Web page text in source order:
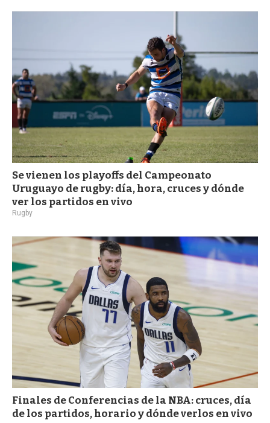
Se vienen los playoffs del Campeonato
Uruguayo de rugby: día, hora, cruces y dónde
ver los partidos en vivo
Rugby
Finales de Conferencias de la NBA: cruces, día
de los partidos, horario y dónde verlos en vivo